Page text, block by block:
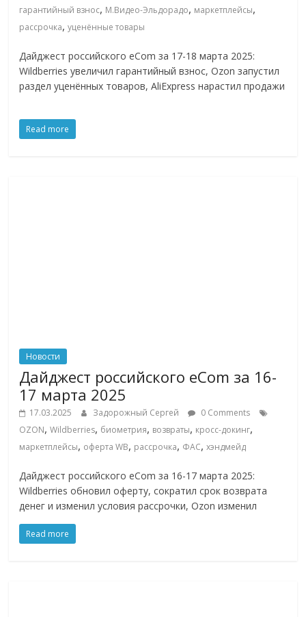
гарантийный взнос, М.Видео-Эльдорадо, маркетплейсы,
рассрочка,уценённые товары
Дайджест российского eCom за 17-18 марта 2025:
Wildberries увеличил гарантийный взнос, Ozon запустил
раздел уценённых товаров, AliExpress нарастил продажи
Read more
Новости
Дайджест российского eCom за 16-
17 марта 2025
17.03.2025 Задорожный Сергей
0 Comments
OZON,Wildberries, биометрия, возвраты, кросс-докинг,
маркетплейсы, оферта WB, рассрочка, ФАС,хэндмейд
Дайджест российского eCom за 16-17 марта 2025:
Wildberries обновил оферту, сократил срок возврата
денег и изменил условия рассрочки, Ozon изменил
Read more